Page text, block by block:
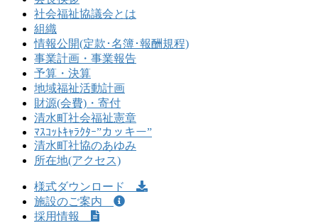
社会福祉協議会とは
組織
情報公開(定款･名簿･報酬規程)
事業計画・事業報告
予算・決算
地域福祉活動計画
財源(会費)・寄付
清水町社会福祉憲章
ﾏｽｺｯﾄｷｬﾗｸﾀｰ”カッキー”
清水町社協のあゆみ
所在地(アクセス)
様式ダウンロード
施設のご案内
採用情報